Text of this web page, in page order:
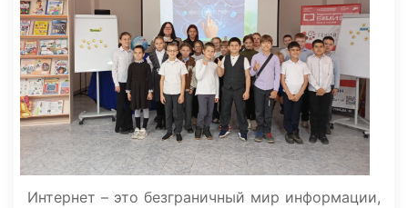
Интернет – это безграничный мир информации,